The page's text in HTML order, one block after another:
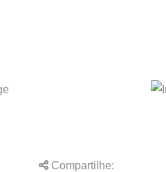
Compartilhe: